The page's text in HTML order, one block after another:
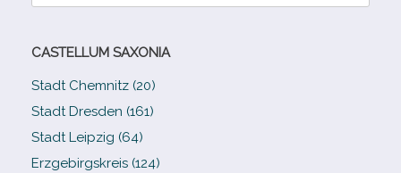
CASTELLUM SAXONIA
Stadt Chemnitz (20)
Stadt Dresden (161)
Stadt Leipzig (64)
Erzgebirgskreis (124)